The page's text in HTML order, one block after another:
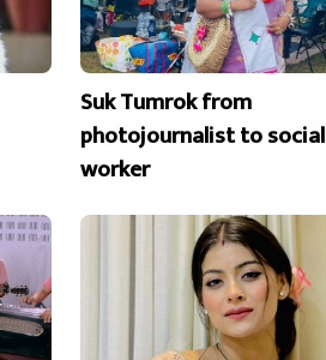
Suk Tumrok from
photojournalist to social
worker